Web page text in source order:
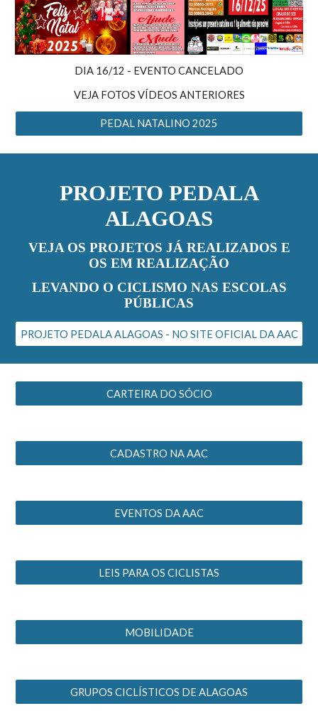
DIA 16/12 - EVENTO CANCELADO
VEJA FOTOS VÍDEOS ANTERIORES
PEDAL NATALINO 2025
PROJETO PEDALA
ALAGOAS
VEJA OS PROJETOS JÁ REALIZADOS E
OS EM REALIZAÇÃO
LEVANDO O CICLISMO NAS ESCOLAS
PÚBLICAS
PROJETO PEDALA ALAGOAS - NO SITE OFICIAL DA AAC
CARTEIRA DO SÓCIO
CADASTRO NA AAC
EVENTOS DA AAC
LEIS PARA OS CICLISTAS
MOBILIDADE
GRUPOS CICLÍSTICOS DE ALAGOAS